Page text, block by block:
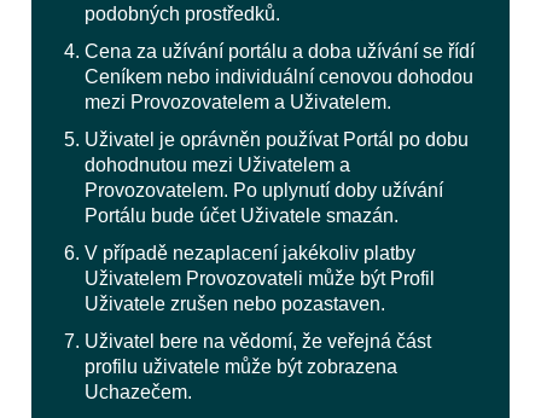
podobných prostředků.
Cena za užívání portálu a doba užívání se řídí
Ceníkem nebo individuální cenovou dohodou
mezi Provozovatelem a Uživatelem.
Uživatel je oprávněn používat Portál po dobu
dohodnutou mezi Uživatelem a
Provozovatelem. Po uplynutí doby užívání
Portálu bude účet Uživatele smazán.
V případě nezaplacení jakékoliv platby
Uživatelem Provozovateli může být Profil
Uživatele zrušen nebo pozastaven.
Uživatel bere na vědomí, že veřejná část
profilu uživatele může být zobrazena
Uchazečem.